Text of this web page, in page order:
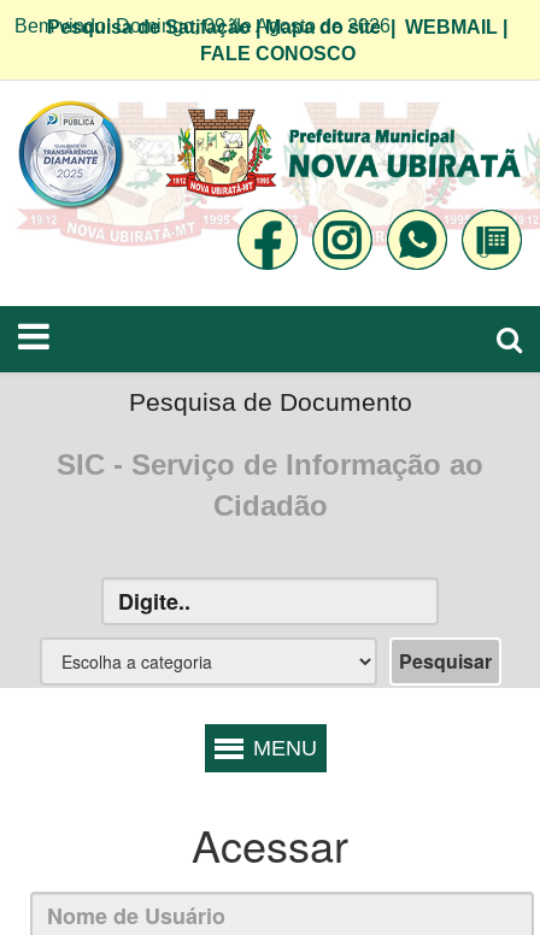
Bem vindo! Domingo, 09 de Agosto de 2026
Pesquisa de Satifação|Mapa do site| WEBMAIL
FALE CONOSCO
Pesquisa de Documento
SIC - Serviço de Informação ao
Cidadão
Acessar